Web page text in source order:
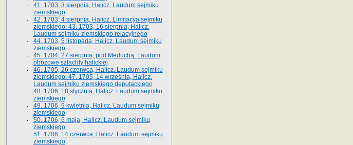
41­. 1703, 3 sierpnia, Halicz. Laudum sejmiku
ziemskiego
42. 1703, 4 sierpnia, Halicz. Limitacya sejmiku
ziemskiego. 43. 1703, 16 sierpnia, Halicz.
Laudum sejmiku ziemskiego relacyjnego
44. 1703, 5 listopada, Halicz. Laudum sejmiku
ziemskiego
45. 1704, 27 sierpnia, pod Meduchą. Laudum
obozowe szlachty halickiej
46. 1705, 26 czerwca, Halicz. Laudum sejmiku
ziemskiego. 47. 1705, 14 września, Halicz.
Laudum sejmiku ziemskiego deputackiego
48. 1706, 18 stycznia, Halicz. Laudum sejmiku
ziemskiego
49. 1706, 9 kwietnia, Halicz. Laudum sejmiku
ziemskiego
50. 1706, 6 maja, Halicz. Laudum sejmiku
ziemskiego
51. 1706, 14 czerwca, Halicz. Laudum sejmiku
ziemskiego